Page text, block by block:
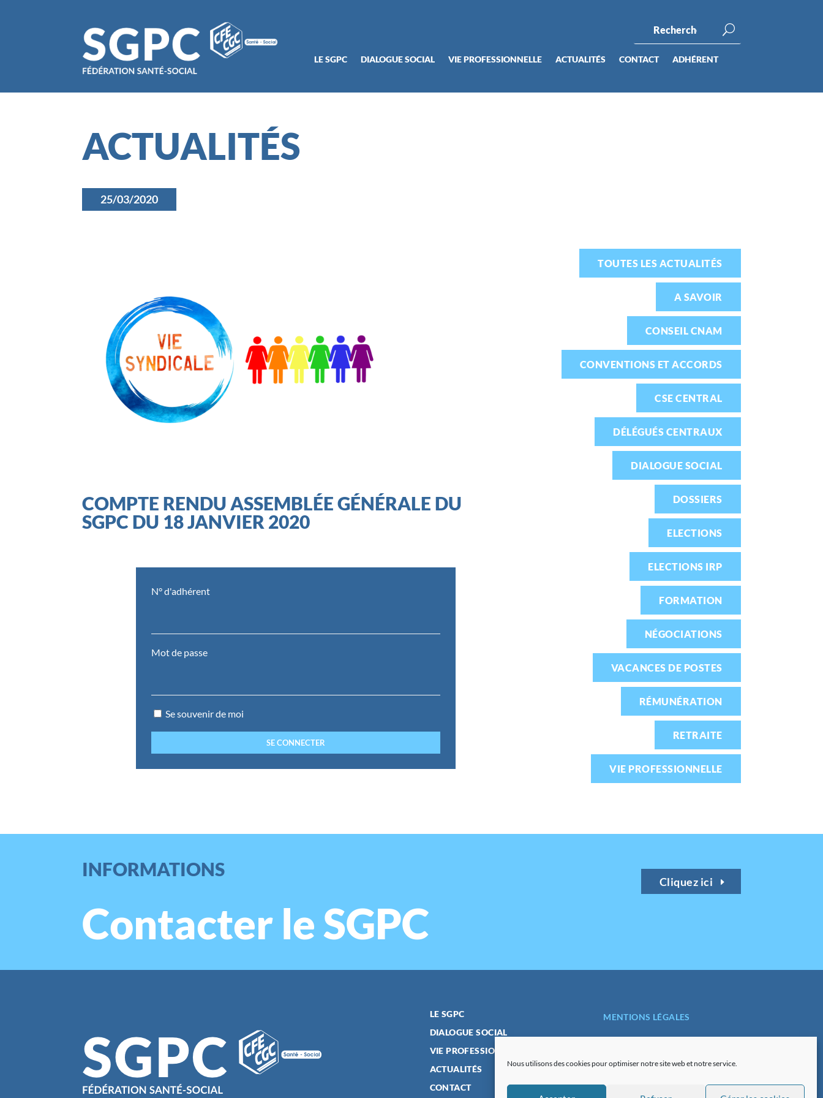
Nous utilisons des cookies pour optimiser notre site web et notre service.
LE SGPC DIALOGUE SOCIAL VIE PROFESSIONNELLE ACTUALITÉS CONTACT ADHÉRENT
ACTUALITÉS
25/03/2020
COMPTE RENDU ASSEMBLÉE GÉNÉRALE DU
SGPC DU 18 JANVIER 2020
N° d'adhérent
Mot de passe
Se souvenir de moi
TOUTES LES ACTUALITÉS
A SAVOIR
CONSEIL CNAM
CONVENTIONS ET ACCORDS
CSE CENTRAL
DÉLÉGUÉS CENTRAUX
DIALOGUE SOCIAL
DOSSIERS
ELECTIONS
ELECTIONS IRP
FORMATION
NÉGOCIATIONS
VACANCES DE POSTES
RÉMUNÉRATION
RETRAITE
VIE PROFESSIONNELLE
INFORMATIONS
Contacter le SGPC
Cliquez ici
LE SGPC
DIALOGUE SOCIAL
VIE PROFESSIONNELLE
ACTUALITÉS
CONTACT
MENTIONS LÉGALES